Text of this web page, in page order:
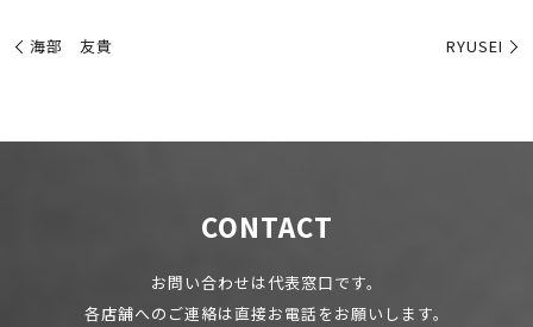
海部 友貴 RYUSEI
CONTACT
お問い合わせは代表窓口です。
各店舗へのご連絡は直接お電話をお願いします。